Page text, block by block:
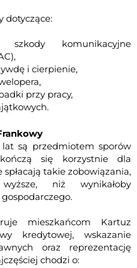
dotyczące:
szkody komunikacyjne
i cierpienie,
,
przy pracy,
są przedmiotem sporów
się korzystnie dla
takie zobowiązania,
niż wynikałoby
mieszkańcom Kartuz
kredytowej, wskazanie
oraz reprezentację
chodzi o: